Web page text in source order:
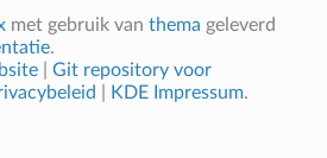
met gebruik van thema geleverd
.
| Git repository voor
KDE Impressum.